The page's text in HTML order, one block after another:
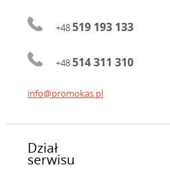
+48519 193 133
+48514 311 310
info@promokas.pl
Dział
serwisu